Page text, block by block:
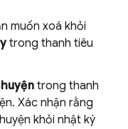
muốn xoá khỏi
trong thanh tiêu
trong thanh
Xác nhận rằng
khỏi nhật ký